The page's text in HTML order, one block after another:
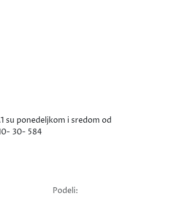
su ponedeljkom i sredom od
30- 584
Podeli: